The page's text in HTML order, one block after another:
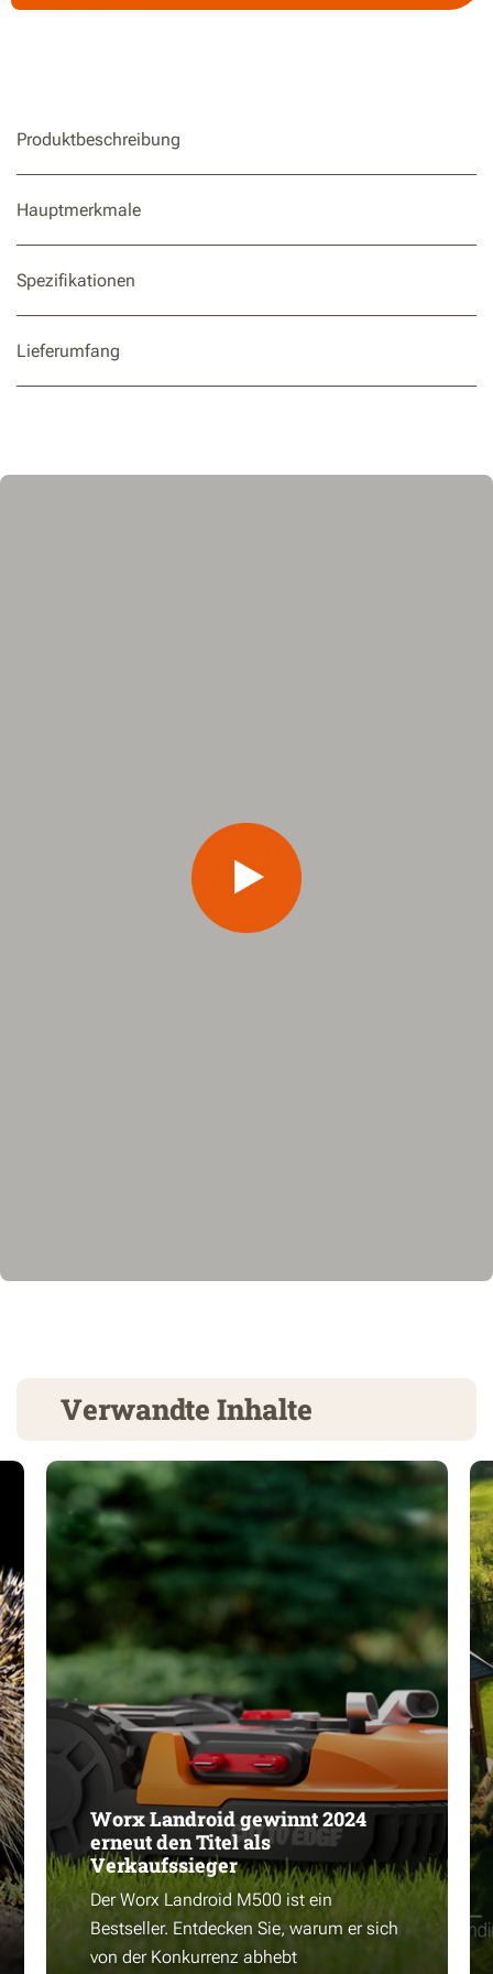
Produktbeschreibung
Hauptmerkmale
Spezifikationen
Lieferumfang
Verwandte Inhalte
Worx Landroid gewinnt 2024
erneut den Titel als
Verkaufssieger
Der Worx Landroid M500 ist ein
Bestseller. Entdecken Sie, warum er sich
von der Konkurrenz abhebt